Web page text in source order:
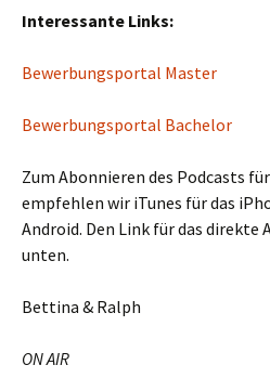
Interessante Links:
Bewerbungsportal Master
Bewerbungsportal Bachelor
Zum Abonnieren des Podcasts
empfehlen wir iTunes für das
Android. Den Link für das
unten.
Bettina & Ralph
ON AIR